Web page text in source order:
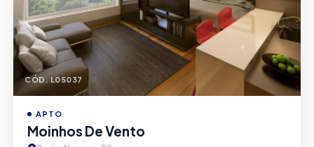
CÓD. L05037
APTO
Moinhos De Vento